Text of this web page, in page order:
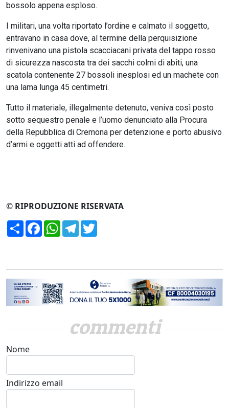
bossolo appena esploso.
I militari, una volta riportato l’ordine e calmato il soggetto,
entravano in casa dove, al termine della perquisizione
rinvenivano una pistola scacciacani privata del tappo rosso
di sicurezza nascosta tra dei sacchi colmi di abiti, una
scatola contenente 27 bossoli inesplosi ed un machete con
una lama lunga 45 centimetri.
Tutto il materiale, illegalmente detenuto, veniva così posto
sotto sequestro penale e l’uomo denunciato alla Procura
della Repubblica di Cremona per detenzione e porto abusivo
d’armi e oggetti atti ad offendere.
© RIPRODUZIONE RISERVATA
CondividiFacebookWhatsApp
Telegram
commenti
Nome
Indirizzo email